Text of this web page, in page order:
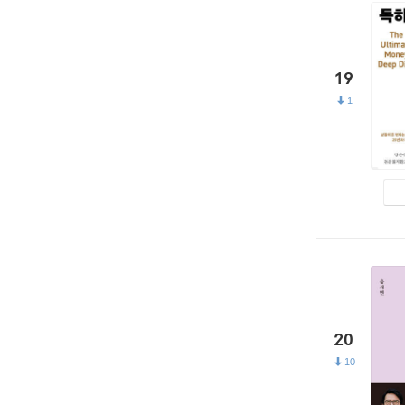
19
1
20
10